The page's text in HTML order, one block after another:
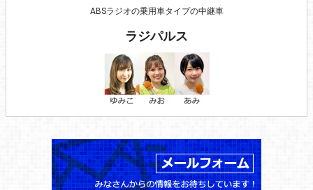
ABSラジオの乗用車タイプの中継車
ラジパルス